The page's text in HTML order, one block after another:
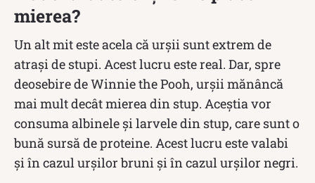
mierea?
Un alt mit este acela că urșii sunt extrem de
atrași de stupi. Acest lucru este real. Dar, spre
deosebire de Winnie the Pooh, urșii mănâncă
mai mult decât mierea din stup. Aceștia vor
consuma albinele și larvele din stup, care sunt o
bună sursă de proteine. Acest lucru este valabi
și în cazul urșilor bruni și în cazul urșilor negri.